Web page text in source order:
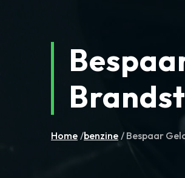
Home /benzine / Bespaar